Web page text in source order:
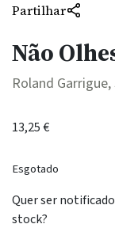
Partilhar
Não
Roland
13,25€
Esgotado
Quer ser
stock?